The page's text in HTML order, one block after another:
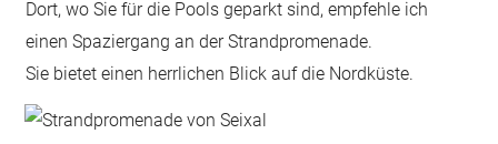
Dort, wo Sie für die Pools geparkt sind, empfehle ich
einen Spaziergang an der Strandpromenade.
Sie bietet einen herrlichen Blick auf die Nordküste.